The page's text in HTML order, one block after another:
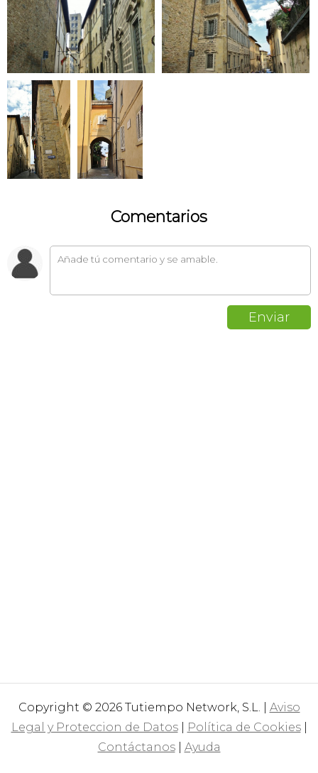
Comentarios
Copyright © 2026 Tutiempo Network, S.L. | Aviso
Legal y Proteccion de Datos| Política de Cookies|
Contáctanos| Ayuda